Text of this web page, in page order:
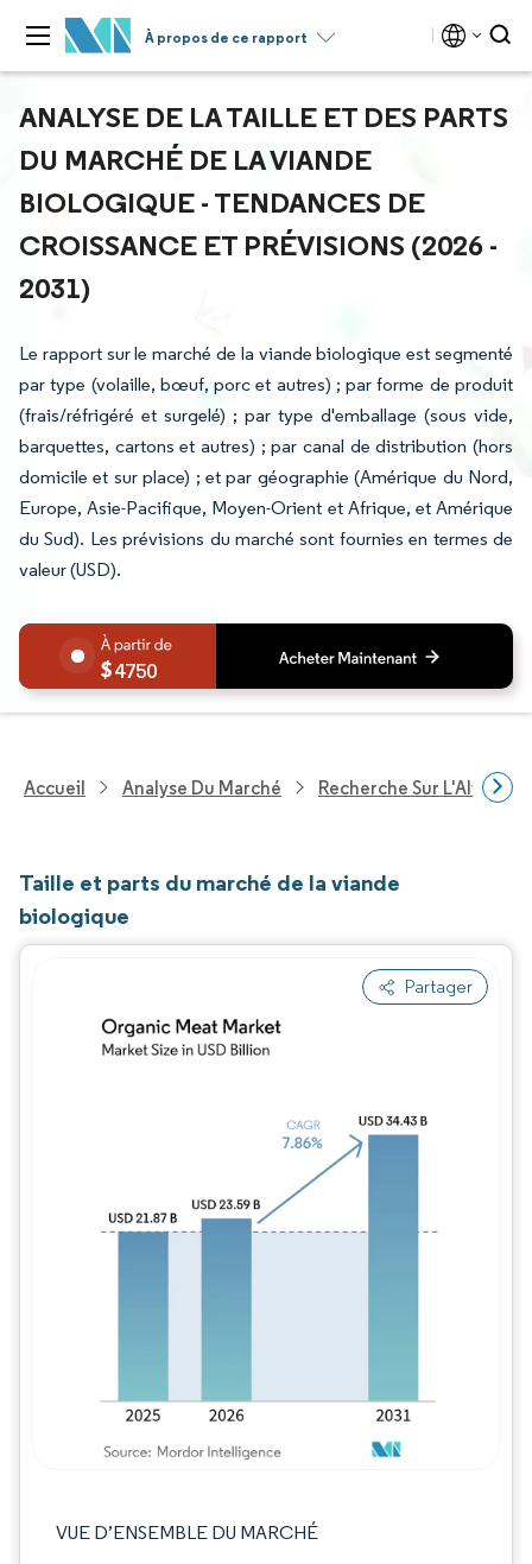
À propos de ce rapport
ANALYSE DE LA TAILLE ET DES PARTS
DU MARCHÉ DE LA VIANDE
BIOLOGIQUE - TENDANCES DE
CROISSANCE ET PRÉVISIONS (2026 -
2031)
Le rapport sur le marché de la viande biologique est segmenté
par type (volaille, bœuf, porc et autres) ; par forme de produit
(frais/réfrigéré et surgelé) ; par type d'emballage (sous vide,
barquettes, cartons et autres) ; par canal de distribution (hors
domicile et sur place) ; et par géographie (Amérique du Nord,
Europe, Asie-Pacifique, Moyen-Orient et Afrique, et Amérique
du Sud). Les prévisions du marché sont fournies en termes de
valeur (USD).
4750
Accueil Analyse Du Marché Recherche Sur
Taille et parts du marché de la viande
biologique
Partager
VUE D’ENSEMBLE DU MARCHÉ